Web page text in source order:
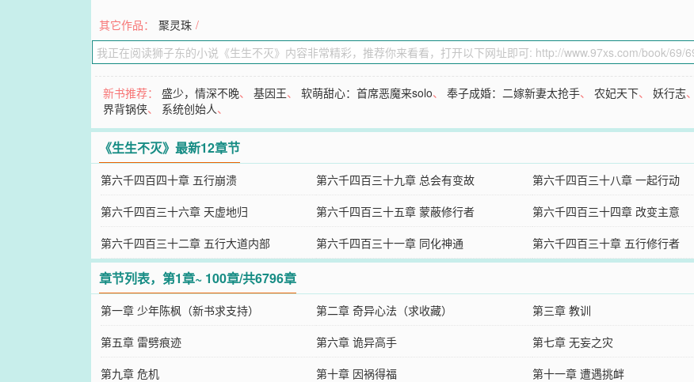
其它作品： 聚灵珠 /
新书推荐：盛少，情深不晚、基因王、软萌甜心：首席恶魔来solo、奉子成婚：二嫁新妻太抢手、农妃天下、妖行志、
界背锅侠、 系统创始人、
《生生不灭》最新12章节
第六千四百四十章 五行崩溃 第六千四百三十九章 总会有变故 第六千四百三十八章 一起行动
第六千四百三十六章 天虚地归
第六千四百三十五章 蒙蔽修行者 第六千四百三十四章 改变主意
第六千四百三十二章 五行大道内部
第六千四百三十一章 同化神通 第六千四百三十章 五行修行者
章节列表，第1章~ 100章/共6796章
第一章 少年陈枫（新书求支持） 第二章 奇异心法（求收藏） 第三章 教训
第五章 雷劈痕迹
第六章 诡异高手 第七章 无妄之灾
第九章 危机
第十章 因祸得福 第十一章 遭遇挑衅